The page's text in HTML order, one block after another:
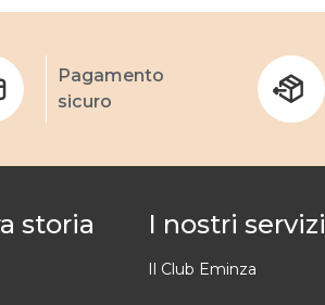
Pagamento
sicuro
storia I nostri servizi
Il Club Eminza